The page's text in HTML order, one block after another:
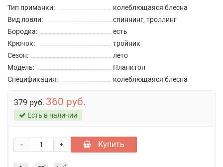
Тип приманки:
колеблющаяся блесна
Вид ловли:
спиннинг, троллинг
Бородка:
есть
Крючок:
тройник
Сезон:
лето
Модель:
Планктон
Спецификация:
колеблющаяся блесна
379 руб. 360 руб.
Есть в наличии
+
- Купить